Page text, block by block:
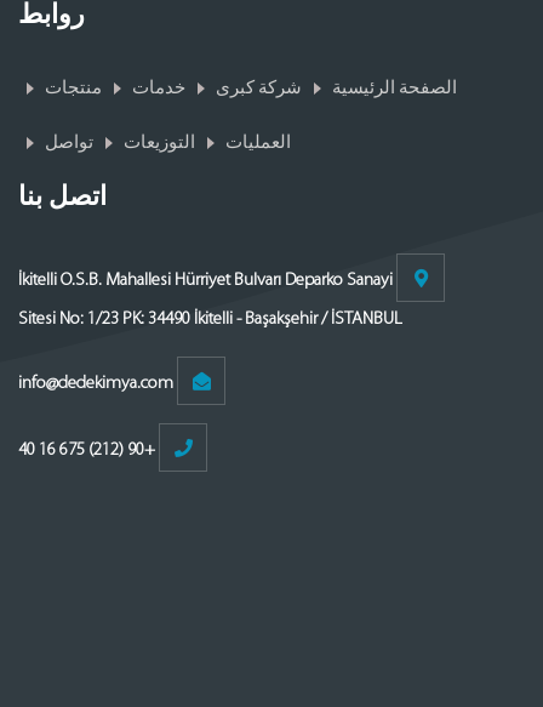
روابط
الصفحة الرئيسية شركة كبرى خدمات منتجات
العمليات التوزيعات تواصل
اتصل بنا
İkitelli O.S.B. Mahallesi Hürriyet Bulvarı Deparko Sanayi
Sitesi No: 1/23 PK: 34490 İkitelli - Başakşehir / İSTANBUL
info@dedekimya.com
+90 (212) 675 16 40